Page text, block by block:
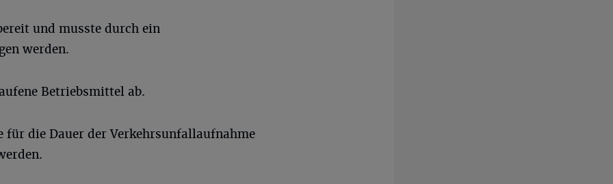
und musste durch ein
werden.
Betriebsmittel ab.
für die Dauer der Verkehrsunfallaufnahme